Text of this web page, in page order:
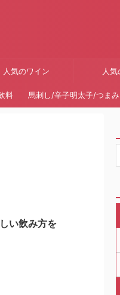
人気のワイン 人
料 馬刺し/辛子明太子/つまみ
い飲み方を